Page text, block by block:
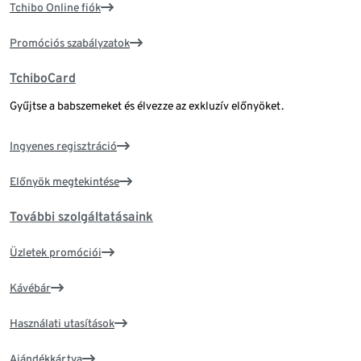
Tchibo Online fiók
Promóciós szabályzatok
TchiboCard
Gyűjtse a babszemeket és élvezze az exkluzív előnyöket.
Ingyenes regisztráció
Előnyök megtekintése
További szolgáltatásaink
Üzletek promóciói
Kávébár
Használati utasítások